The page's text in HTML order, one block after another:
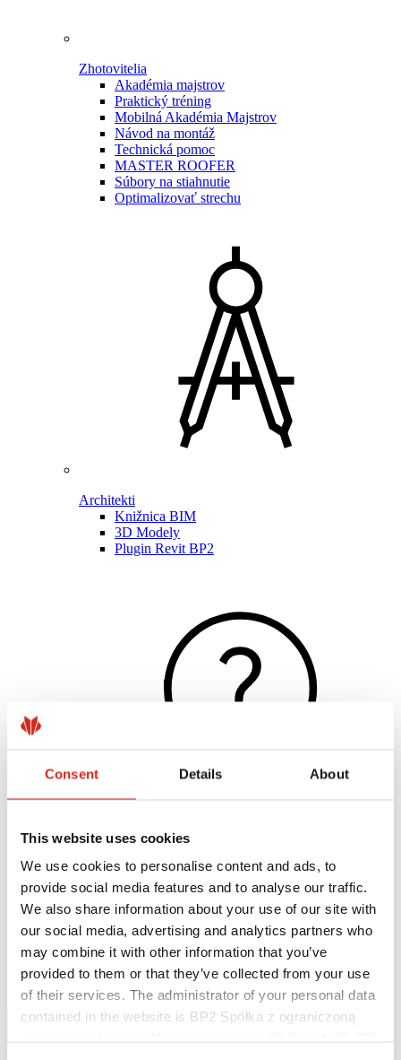
Consent Details About
This website uses cookies
We use cookies to personalise content and ads, to
provide social media features and to analyse our traffic.
We also share information about your use of our site with
our social media, advertising and analytics partners who
may combine it with other information that you’ve
provided to them or that they’ve collected from your use
of their services. The administrator of your personal data
contained in the website is BP2 Spółka z ograniczoną
Zhotovitelia
Akadémia majstrov
Praktický tréning
Mobilná Akadémia Majstrov
Návod na montáž
Technická pomoc
MASTER ROOFER
Súbory na stiahnutie
Optimalizovať strechu
Architekti
Knižnica BIM
3D Modely
Plugin Revit BP2
Užitočné odkazy
Nátery, farby a záruky
Registrácia záruky
Realizácie a inšpirácie
Súbory na stiahnutie
Nájsť zhotoviteľa
Knižnica BIM
Najčastejšie otázky (FAQ)
Na stiahnutie
Kontakty